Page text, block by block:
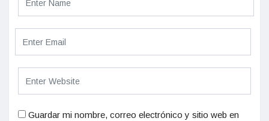
Guardar mi nombre, correo electrónico y sitio web en